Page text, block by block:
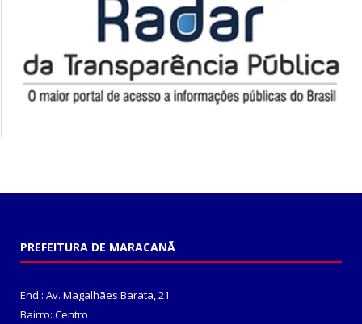
PREFEITURA DE MARACANÃ
End.: Av. Magalhães Barata, 21
Bairro: Centro